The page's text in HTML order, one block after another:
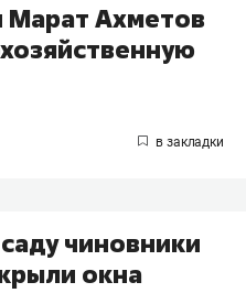
Марат Ахметов
чиновники
окна